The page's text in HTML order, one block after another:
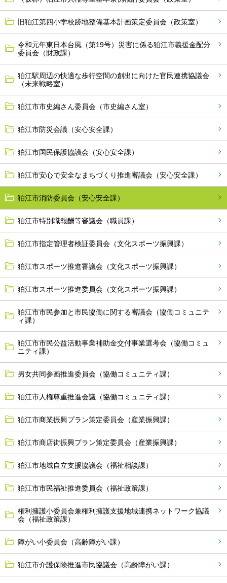
旧狛江第四小学校跡地整備基本計画策定委員会（政策室）
令和元年東日本台風（第19号）災害に係る狛江市義援金配分
委員会（財政課）
狛江駅周辺の快適な歩行空間の創出に向けた官民連携協議会
（未来戦略室）
狛江市市史編さん委員会（市史編さん室）
狛江市防災会議（安心安全課）
狛江市国民保護協議会（安心安全課）
狛江市安心で安全なまちづくり推進審議会（安心安全課）
狛江市消防委員会（安心安全課）
狛江市特別職報酬等審議会（職員課）
狛江市指定管理者検証委員会（文化スポーツ振興課）
狛江市スポーツ推進審議会（文化スポーツ振興課）
狛江市スポーツ推進委員会（文化スポーツ振興課）
狛江市市民参加と市民協働に関する審議会（協働コミュニテ
ィ課）
狛江市市民公益活動事業補助金交付事業選考会（協働コミュ
ニティ課）
男女共同参画推進委員会（協働コミュニティ課）
狛江市人権尊重推進会議（協働コミュニティ課）
狛江市商業振興プラン策定委員会（産業振興課）
狛江市商店街振興プラン策定委員会（産業振興課）
狛江市地域自立支援協議会（福祉相談課）
狛江市市民福祉推進委員会（福祉政策課）
権利擁護小委員会兼権利擁護支援地域連携ネットワーク協議
会（福祉政策課）
障がい小委員会（高齢障がい課）
狛江市介護保険推進市民協議会（高齢障がい課）